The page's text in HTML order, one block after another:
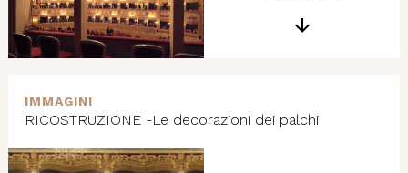
IMMAGINI
RICOSTRUZIONE -Le decorazioni dei palchi